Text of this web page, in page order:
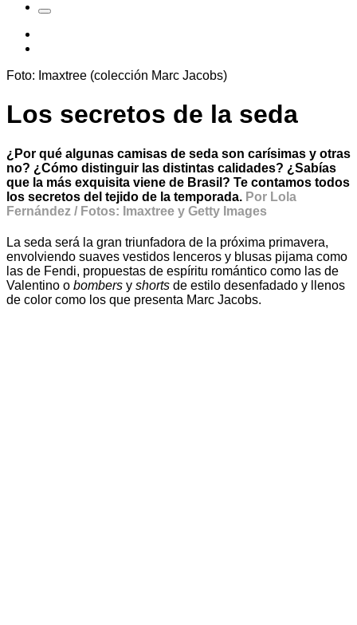
Foto: Imaxtree (colección Marc Jacobs)
Los secretos de la seda
¿Por qué algunas camisas de seda son carísimas y otras
no? ¿Cómo distinguir las distintas calidades? ¿Sabías
que la más exquisita viene de Brasil? Te contamos todos
los secretos del tejido de la temporada. Por Lola
Fernández / Fotos: Imaxtree y Getty Images
La seda será la gran triunfadora de la próxima primavera,
envolviendo suaves vestidos lenceros y blusas pijama como
las de Fendi, propuestas de espíritu romántico como las de
Valentino o bombers y shorts de estilo desenfadado y llenos
de color como los que presenta Marc Jacobs.